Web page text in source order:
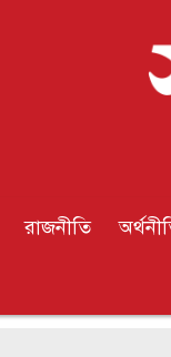
রাজনীতি